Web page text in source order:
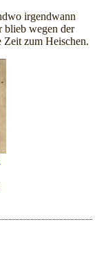
irgendwann
blieb wegen der
zum Heischen.